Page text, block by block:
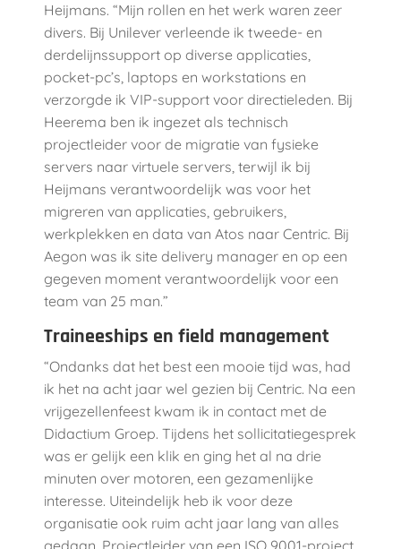
Heijmans. “Mijn rollen en het werk waren zeer
divers. Bij Unilever verleende ik tweede- en
derdelijnssupport op diverse applicaties,
pocket-pc’s, laptops en workstations en
verzorgde ik VIP-support voor directieleden. Bij
Heerema ben ik ingezet als technisch
projectleider voor de migratie van fysieke
servers naar virtuele servers, terwijl ik bij
Heijmans verantwoordelijk was voor het
migreren van applicaties, gebruikers,
werkplekken en data van Atos naar Centric. Bij
Aegon was ik site delivery manager en op een
gegeven moment verantwoordelijk voor een
team van 25 man.”
Traineeships en field management
“Ondanks dat het best een mooie tijd was, had
ik het na acht jaar wel gezien bij Centric. Na een
vrijgezellenfeest kwam ik in contact met de
Didactium Groep. Tijdens het sollicitatiegesprek
was er gelijk een klik en ging het al na drie
minuten over motoren, een gezamenlijke
interesse. Uiteindelijk heb ik voor deze
organisatie ook ruim acht jaar lang van alles
gedaan. Projectleider van een ISO 9001-project,